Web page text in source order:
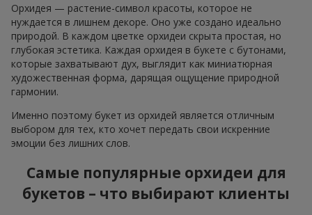
Орхидея — растение-символ красоты, которое не
нуждается в лишнем декоре. Оно уже создано идеально
природой. В каждом цветке орхидеи скрыта простая, но
глубокая эстетика. Каждая орхидея в букете с бутонами,
которые захватывают дух, выглядит как миниатюрная
художественная форма, дарящая ощущение природной
гармонии.
Именно поэтому букет из орхидей является отличным
выбором для тех, кто хочет передать свои искренние
эмоции без лишних слов.
Самые популярные орхидеи для
букетов – что выбирают клиенты